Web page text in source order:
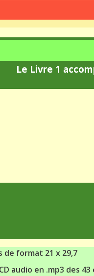
Le Livre 1
de format 21 x 29,7
audio en .mp3 des